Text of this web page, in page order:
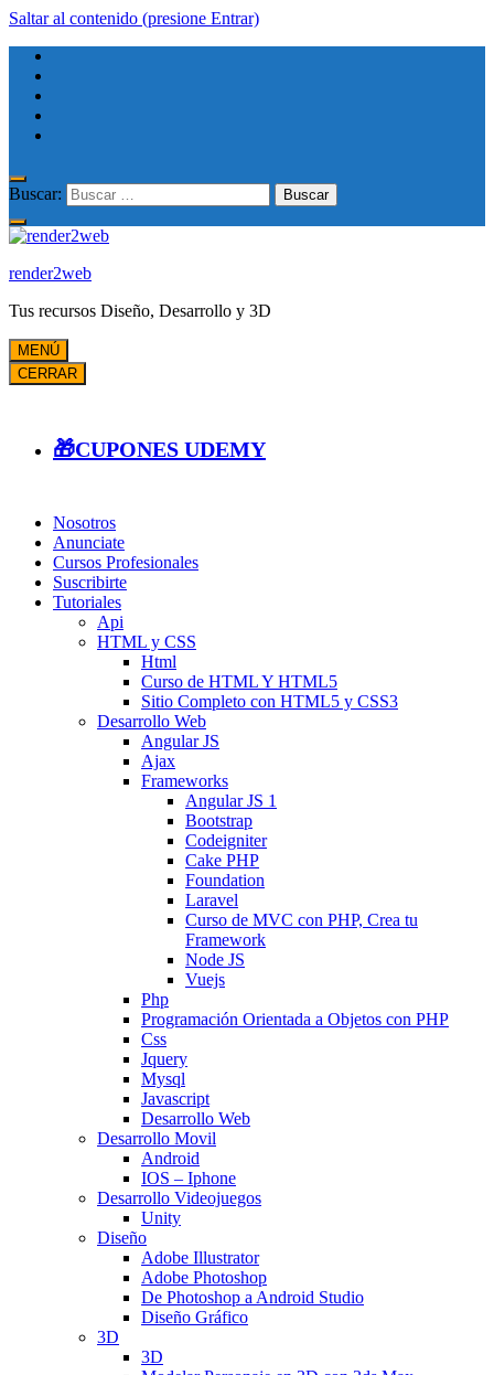
Saltar al contenido (presione Entrar)
Buscar:
render2web
Tus recursos Diseño, Desarrollo y 3D
MENÚ
CERRAR
🎁CUPONES UDEMY
Nosotros
Anunciate
Cursos Profesionales
Suscribirte
Tutoriales
Api
HTML y CSS
Html
Curso de HTML Y HTML5
Sitio Completo con HTML5 y CSS3
Desarrollo Web
Angular JS
Ajax
Frameworks
Angular JS 1
Bootstrap
Codeigniter
Cake PHP
Foundation
Laravel
Curso de MVC con PHP, Crea tu
Framework
Node JS
Vuejs
Php
Programación Orientada a Objetos con PHP
Css
Jquery
Mysql
Javascript
Desarrollo Web
Desarrollo Movil
Android
IOS – Iphone
Desarrollo Videojuegos
Unity
Diseño
Adobe Illustrator
Adobe Photoshop
De Photoshop a Android Studio
Diseño Gráfico
3D
3D